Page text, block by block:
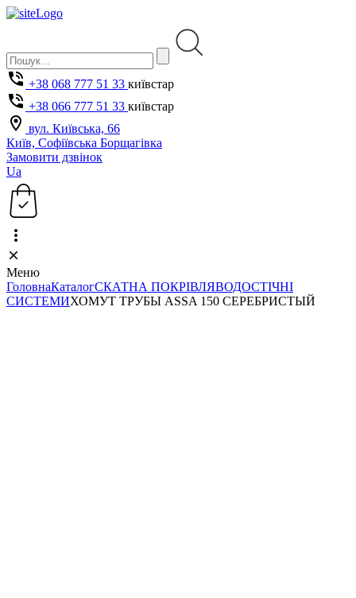
+38 068 777 51 33 київстар
+38 066 777 51 33 київстар
вул. Київська, 66
Київ, Софіївська Борщагівка
Замовити дзвінок
Ua
Меню
ГоловнаКаталогСКАТНА ПОКРІВЛЯВОДОСТІЧНІ
СИСТЕМИХОМУТ ТРУБЫ ASSA 150 СЕРЕБРИСТЫЙ